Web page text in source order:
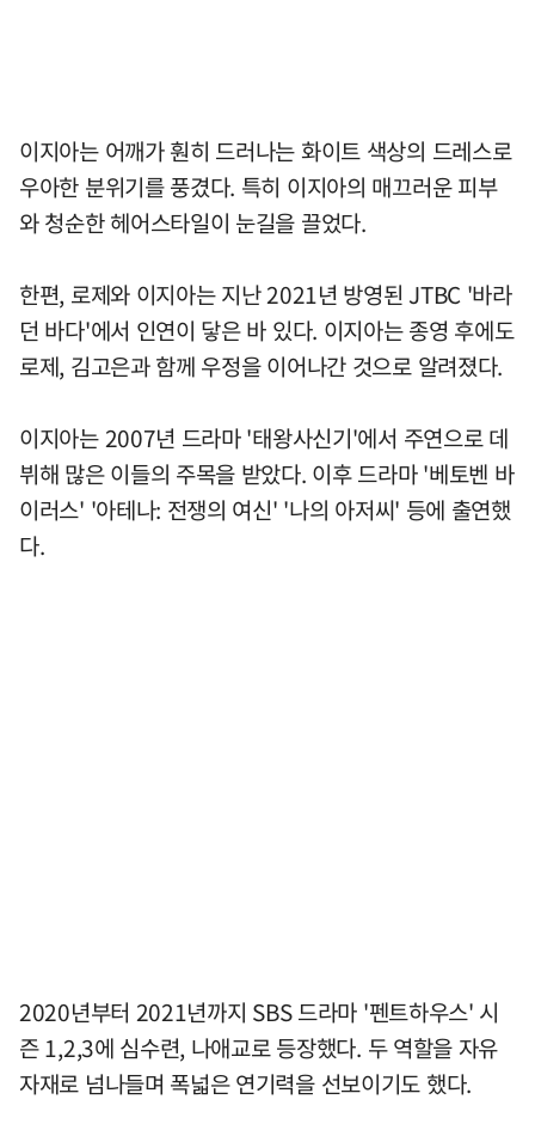
이지아는 어깨가 훤히 드러나는 화이트 색상의 드레스로
우아한 분위기를 풍겼다. 특히 이지아의 매끄러운 피부
와 청순한 헤어스타일이 눈길을 끌었다.
한편, 로제와 이지아는 지난 2021년 방영된 JTBC '바라
던 바다'에서 인연이 닿은 바 있다. 이지아는 종영 후에도
로제, 김고은과 함께 우정을 이어나간 것으로 알려졌다.
이지아는 2007년 드라마 '태왕사신기'에서 주연으로 데
뷔해 많은 이들의 주목을 받았다. 이후 드라마 '베토벤 바
이러스' '아테나: 전쟁의 여신' '나의 아저씨' 등에 출연했
다.
2020년부터 2021년까지 SBS 드라마 '펜트하우스' 시
즌 1,2,3에 심수련, 나애교로 등장했다. 두 역할을 자유
자재로 넘나들며 폭넓은 연기력을 선보이기도 했다.